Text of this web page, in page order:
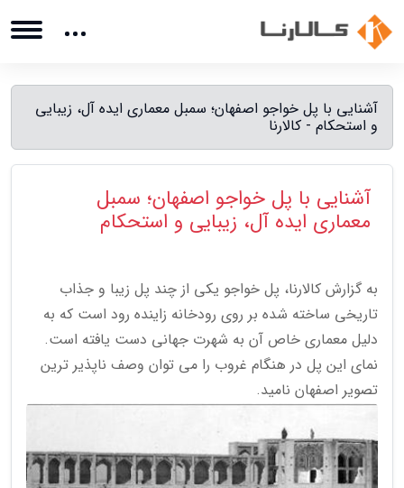
آشنایی با پل خواجو اصفهان؛ سمبل معماری ایده آل، زیبایی
و استحکام - کالارنا
آشنایی با پل خواجو اصفهان؛ سمبل
معماری ایده آل، زیبایی و استحکام
به گزارش کالارنا، پل خواجو یکی از چند پل زیبا و جذاب
تاریخی ساخته شده بر روی رودخانه زاینده رود است که به
دلیل معماری خاص آن به شهرت جهانی دست یافته است.
نمای این پل در هنگام غروب را می توان وصف ناپذیر ترین
تصویر اصفهان نامید.